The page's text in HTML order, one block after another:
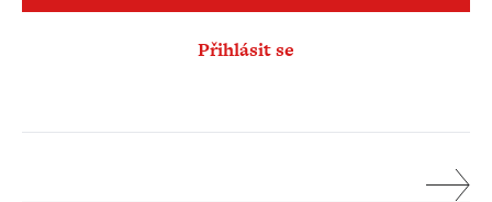
Přihlásit se